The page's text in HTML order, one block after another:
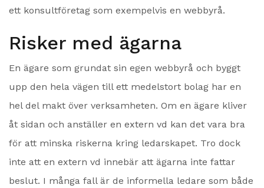
ett konsultföretag som exempelvis en webbyrå.
Risker med ägarna
En ägare som grundat sin egen webbyrå och byggt
upp den hela vägen till ett medelstort bolag har en
hel del makt över verksamheten. Om en ägare kliver
åt sidan och anställer en extern vd kan det vara bra
för att minska riskerna kring ledarskapet. Tro dock
inte att en extern vd innebär att ägarna inte fattar
beslut. I många fall är de informella ledare som både